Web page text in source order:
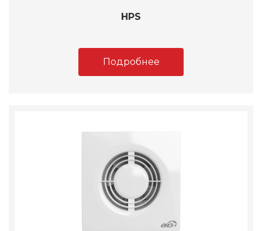
HPS
Подробнее